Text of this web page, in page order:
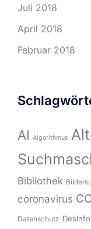
Juli 2018
April 2018
Februar 2018
AI Algorithmus
Bibliothek
coronavirus
Datenschutz